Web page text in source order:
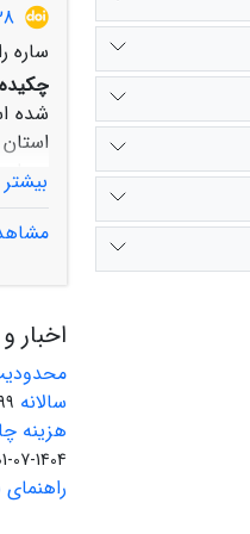
ساره
چکیده
شده
مهمی
بیشتر
اخبار
سالانه 23
هزینه
1404-07-01